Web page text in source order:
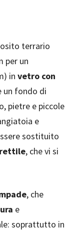
terrario
per un
in vetro con
un fondo di
pietre e piccole
e
sostituito
, che vi si
, che
e
soprattutto in